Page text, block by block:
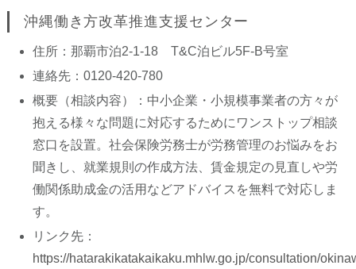
沖縄働き方改革推進支援センター
住所：那覇市泊2-1-18 T&C泊ビル5F-B号室
連絡先：0120-420-780
概要（相談内容）：中小企業・小規模事業者の方々が
抱える様々な問題に対応するためにワンストップ相談
窓口を設置。社会保険労務士が労務管理のお悩みをお
聞きし、就業規則の作成方法、賃金規定の見直しや労
働関係助成金の活用などアドバイスを無料で対応しま
す。
リンク先：
https://hatarakikatakaikaku.mhlw.go.jp/consultation/